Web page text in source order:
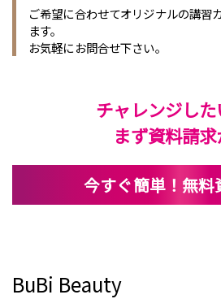
ご希望に合わせてオリジナルの講習
ます。
お気軽にお問合せ下さい。
チャレンジし
まず資料請求
今すぐ簡単！無料
BuBi Beauty